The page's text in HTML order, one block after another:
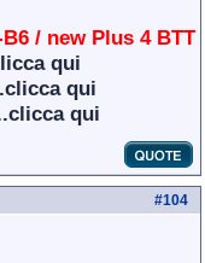
/ new Plus 4 BTT
qui
qui
qui
#104